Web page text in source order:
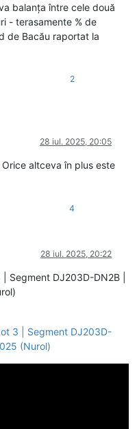
balanța între cele două
- terasamente % de
de Bacău raportat la
2
28 iul. 2025, 20:05
altceva în plus este
4
28 iul. 2025, 20:22
Segment DJ203D-DN2B |
3 | Segment DJ203D-
(Nurol)